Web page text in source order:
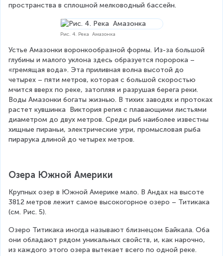
пространства в сплошной мелководный бассейн.
Рис. 4. Река Амазонка
Устье Амазонки воронкообразной формы. Из-за большой
глубины и малого уклона здесь образуется поророка –
«гремящая вода». Эта приливная волна высотой до
четырех – пяти метров, которая с большой скоростью
мчится вверх по реке, затопляя и разрушая берега реки.
Воды Амазонки богаты жизнью. В тихих заводях и протоках
растет кувшинка  Виктория регия с плавающими листьями
диаметром до двух метров. Среди рыб наиболее известны
хищные пираньи, электрические угри, промысловая рыба
пирарука длиной до четырех метров.
Озера Южной Америки
Крупных озер в Южной Америке мало. В Андах на высоте
3812 метров лежит самое высокогорное озеро – Титикака
(см. Рис. 5).
Озеро Титикака иногда называют близнецом Байкала. Оба
они обладают рядом уникальных свойств, и, как нарочно,
из каждого этого озера вытекает всего по одной реке.